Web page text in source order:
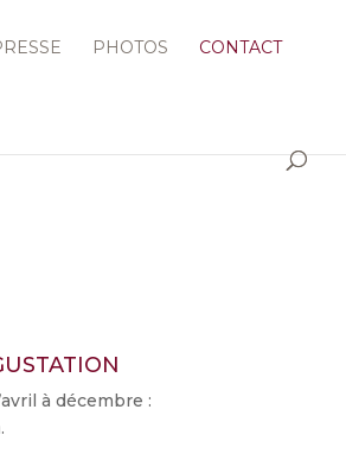
PHOTOS CONTACT
à décembre :
.